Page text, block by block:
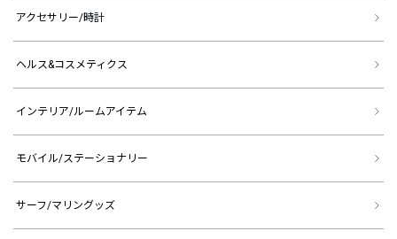
アクセサリー/時計
ヘルス&コスメティクス
インテリア/ルームアイテム
モバイル/ステーショナリー
サーフ/マリングッズ